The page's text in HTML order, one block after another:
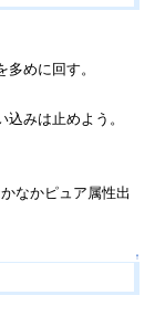
めに回す。
みは止めよう。
なかピュア属性出
↑